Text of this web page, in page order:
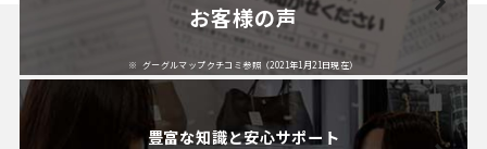
お客様の声
グーグルマップクチコミ参照（2021年1月21日現在）
豊富な知識と安心サポート